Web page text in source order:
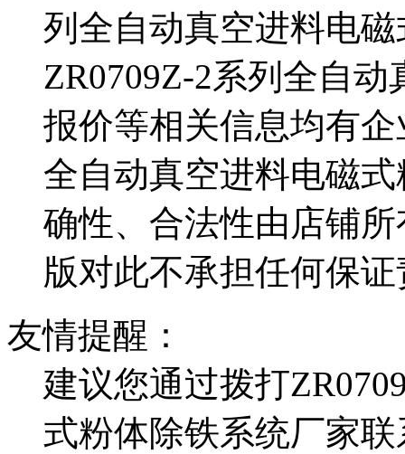
列全自动真空进料电
ZR0709Z-2系列全自
报价等相关信息均有
全自动真空进料电磁
确性、合法性由店铺
版对此不承担任何保
友情提醒：
建议您通过拨打
式粉体除铁系统厂家